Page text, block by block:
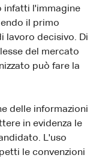
infatti l'immagine
il primo
lavoro decisivo. Di
del mercato
può fare la
delle informazioni
in evidenza le
L'uso
le convenzioni